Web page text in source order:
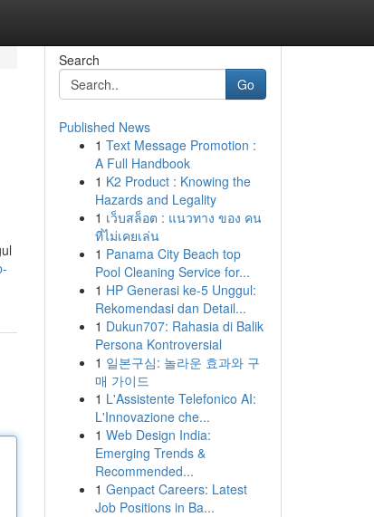
Search
Go
Published News
1 Text Message Promotion :
A Full Handbook
1 K2 Product : Knowing the
Hazards and Legality
1 เว็บสล็อต : แนวทาง ของ คน
ที่ไม่เคยเล่น
1 Panama City Beach top
Pool Cleaning Service for...
1 HP Generasi ke-5 Unggul:
Rekomendasi dan Detail...
1 Dukun707: Rahasia di Balik
Persona Kontroversial
1 일본구심: 놀라운 효과와 구
매 가이드
1 L'Assistente Telefonico AI:
L'Innovazione che...
1 Web Design India:
Emerging Trends &
Recommended...
1 Genpact Careers: Latest
Job Positions in Ba...